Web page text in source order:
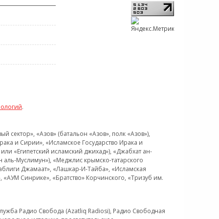
.
«Азов» (батальон «Азов», полк «Азов»),
и Сирии», «Исламское Государство Ирака и
«Египетский исламский джихад»), «Джабхат ан-
Муслимун»), «Меджлис крымско-татарского
Джамаат», «Лашкар-И-Тайба», «Исламская
Синрике», «Братство» Корчинского, «Тризуб им.
Радио Свобода (Azatliq Radiosi), Радио Свободная